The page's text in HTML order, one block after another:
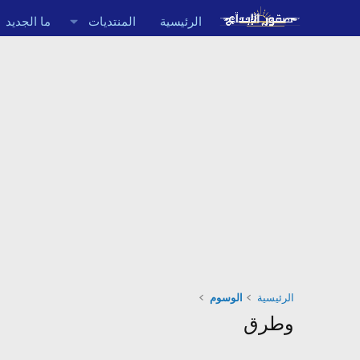
الرئيسية المنتديات ما الجديد
الرئيسية الوسوم
وطرق